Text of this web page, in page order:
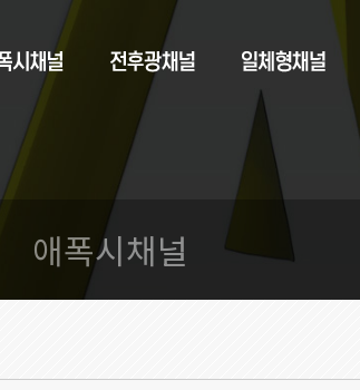
애폭시채널